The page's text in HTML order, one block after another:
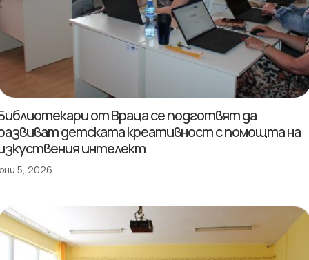
от Враца се подготвят да
детската креативност с помощта на
интелект
5, 2026